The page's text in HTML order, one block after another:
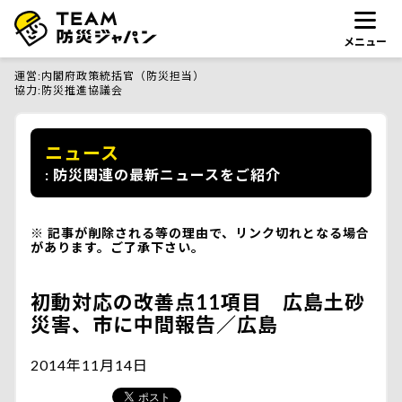
メニュー
運営 内閣府政策統括官（防災担当）
協力 防災推進協議会
ニュース
防災関連の最新ニュースをご紹介
記事が削除される等の理由で、リンク切れとなる場合
があります。ご了承下さい。
初動対応の改善点11項目 広島土砂
災害、市に中間報告／広島
2014年11月14日